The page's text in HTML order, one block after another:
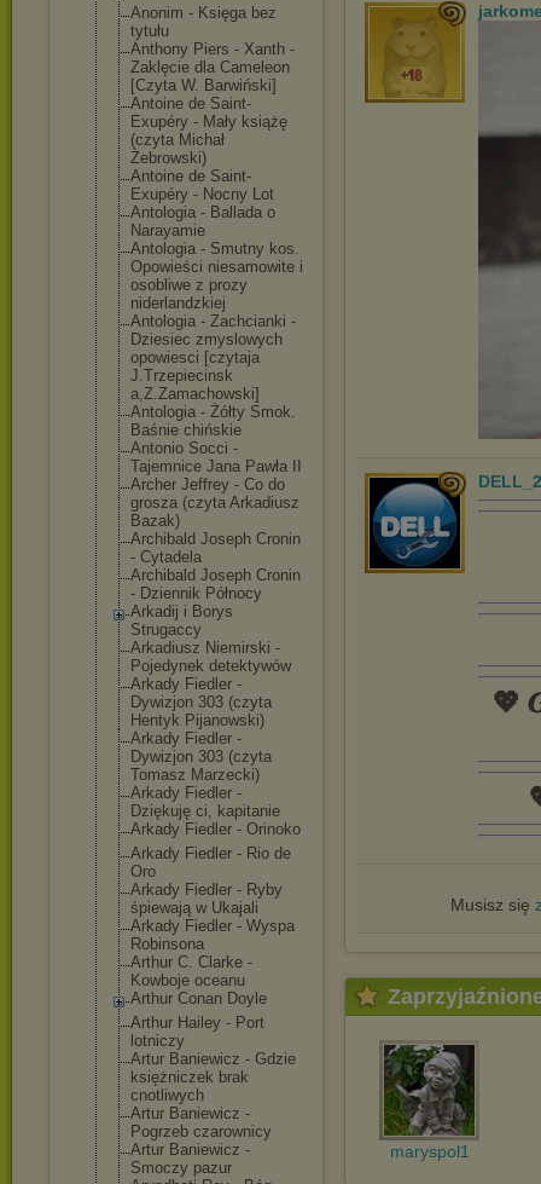
Anonim - Księga bez
tytułu
Anthony Piers - Xanth -
Zaklęcie dla Cameleon
[Czyta W. Barwiński]
Antoine de Saint-
Exupéry - Mały książę
(czyta Michał
Żebrowski)
Antoine de Saint-
Exupéry - Nocny Lot
Antologia - Ballada o
Narayamie
Antologia - Smutny kos.
Opowieści niesamowite i
osobliwe z prozy
niderlandzkiej
Antologia - Zachcianki -
Dziesiec zmyslowych
opowiesci [czytaja
J.Trzepiecinsk
a,Z.Zamachowski]
Antologia - Żółty Smok.
Baśnie chińskie
Antonio Socci -
Tajemnice Jana Pawła II
Archer Jeffrey - Co do
grosza (czyta Arkadiusz
Bazak)
Archibald Joseph Cronin
- Cytadela
Archibald Joseph Cronin
- Dziennik Północy
Arkadij i Borys
Strugaccy
Arkadiusz Niemirski -
Pojedynek detektywów
Arkady Fiedler -
Dywizjon 303 (czyta
Hentyk Pijanowski)
Arkady Fiedler -
Dywizjon 303 (czyta
Tomasz Marzecki)
Arkady Fiedler -
Dziękuję ci, kapitanie
Arkady Fiedler - Orinoko
Arkady Fiedler - Rio de
Oro
Arkady Fiedler - Ryby
śpiewają w Ukajali
Arkady Fiedler - Wyspa
Robinsona
Arthur C. Clarke -
Kowboje oceanu
Arthur Conan Doyle
Arthur Hailey - Port
lotniczy
Artur Baniewicz - Gdzie
księżniczek brak
cnotliwych
Artur Baniewicz -
Pogrzeb czarownicy
Artur Baniewicz -
Smoczy pazur
💖
Musisz się
maryspol1